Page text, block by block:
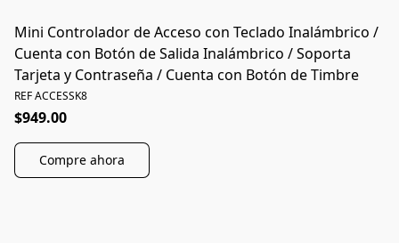
Mini Controlador de Acceso con Teclado Inalámbrico /
Cuenta con Botón de Salida Inalámbrico / Soporta
Tarjeta y Contraseña / Cuenta con Botón de Timbre
REF ACCESSK8
$949.00
Compre ahora